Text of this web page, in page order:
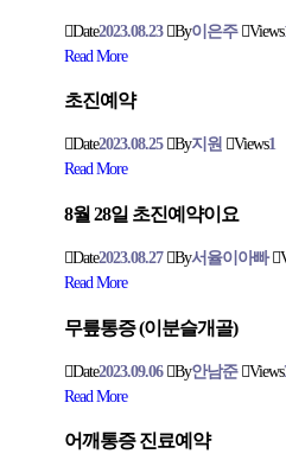
Date2023.08.23 By이은주 Views
Read More
초진예약
Date2023.08.25 By지원 Views1
Read More
8월 28일 초진예약이요
Date2023.08.27 By서율이아빠
Read More
무릎통증 (이분슬개골)
Date2023.09.06 By안남준 Views
Read More
어깨통증 진료예약